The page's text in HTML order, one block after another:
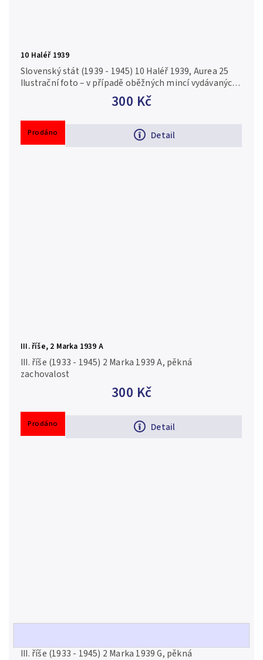
10 Haléř 1939
300 Kč
Detail
Slovenský stát (1939 - 1945) 10 Haléř 1939, Aurea 25
Ilustrační foto – v případě oběžných mincí vydávaných
ve vysokých nákladech nebo v případě investičních
Prodáno
III. říše, 2 Marka 1939 A
300 Kč
Detail
III. říše (1933 - 1945) 2 Marka 1939 A, pěkná
zachovalost
Prodáno
III. říše (1933 - 1945) 2 Marka 1939 G, pěkná